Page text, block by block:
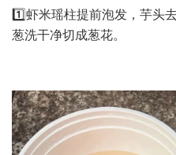
1️⃣虾米瑶柱提前泡发，芋头
葱洗干净切成葱花。